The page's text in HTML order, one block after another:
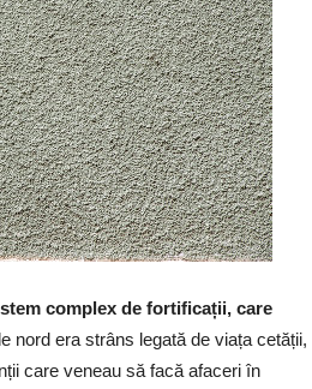
complex de fortificații, care
nord era strâns legată de viața cetății,
care veneau să facă afaceri în